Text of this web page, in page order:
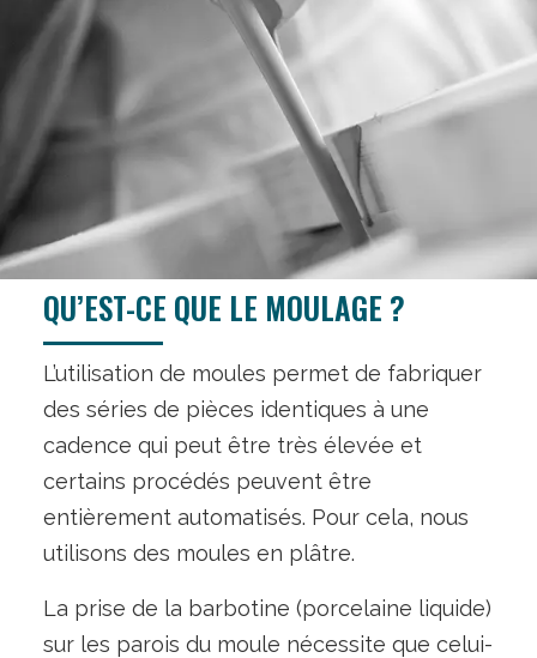
QU’EST-CE QUE LE MOULAGE ?
L’utilisation de moules permet de fabriquer
des séries de pièces identiques à une
cadence qui peut être très élevée et
certains procédés peuvent être
entièrement automatisés. Pour cela, nous
utilisons des moules en plâtre.
La prise de la barbotine (porcelaine liquide)
sur les parois du moule nécessite que celui-